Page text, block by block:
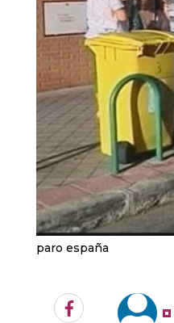
paro españa
Facebook